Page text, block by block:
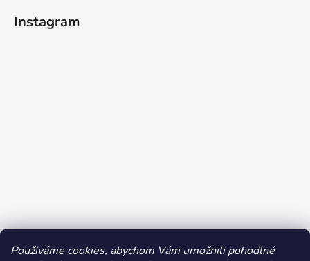
Používáme cookies, abychom Vám umožnili pohodlné
Instagram